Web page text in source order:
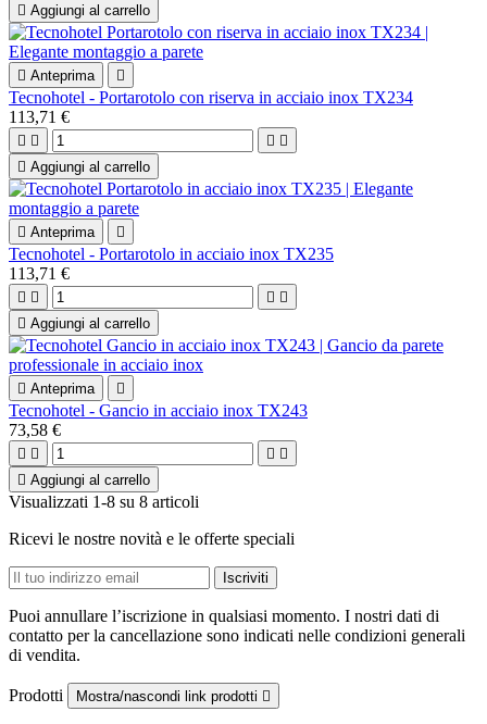
 Aggiungi al carrello
 Anteprima 
Tecnohotel - Portarotolo con riserva in acciaio inox TX234
113,71 €
   
 Aggiungi al carrello
 Anteprima 
Tecnohotel - Portarotolo in acciaio inox TX235
113,71 €
   
 Aggiungi al carrello
 Anteprima 
Tecnohotel - Gancio in acciaio inox TX243
73,58 €
   
 Aggiungi al carrello
Visualizzati 1-8 su 8 articoli
Ricevi le nostre novità e le offerte speciali
Puoi annullare l’iscrizione in qualsiasi momento. I nostri dati di
contatto per la cancellazione sono indicati nelle condizioni generali
di vendita.
Prodotti Mostra/nascondi link prodotti 